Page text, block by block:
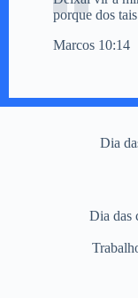
porque dos
Marcos 10:14
Dia
Dia das